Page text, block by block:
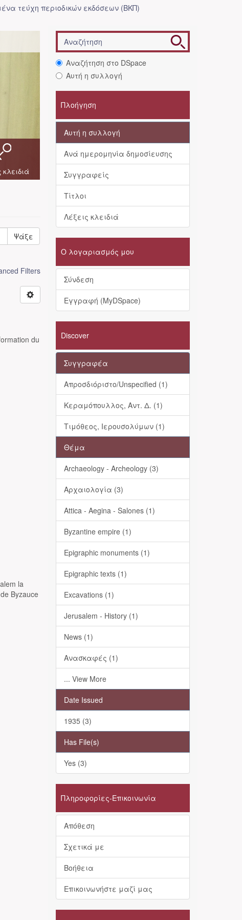
τεύχη περιοδικών εκδόσεων (ΒΚΠ)
κλειδιά
Ψάξε
Filters
du
la
Byzauce
Αναζήτηση στο DSpace
Αυτή η συλλογή
Πλοήγηση
Αυτή η συλλογή
Ανά ημερομηνία δημοσίευσης
Συγγραφείς
Τίτλοι
Λέξεις κλειδιά
Ο λογαριασμός μου
Σύνδεση
Εγγραφή (MyDSpace)
Discover
Συγγραφέα
Απροσδιόριστο/Unspecified (1)
Κεραμόπουλλος, Αντ. Δ. (1)
Τιμόθεος, Ιερουσολύμων (1)
Θέμα
Archaeology - Archeology (3)
Αρχαιολογία (3)
Attica - Aegina - Salones (1)
Byzantine empire (1)
Epigraphic monuments (1)
Epigraphic texts (1)
Excavations (1)
Jerusalem - History (1)
News (1)
Ανασκαφές (1)
... View More
Date Issued
1935 (3)
Has File(s)
Yes (3)
Πληροφορίες-Επικοινωνία
Απόθεση
Σχετικά με
Βοήθεια
Επικοινωνήστε μαζί μας